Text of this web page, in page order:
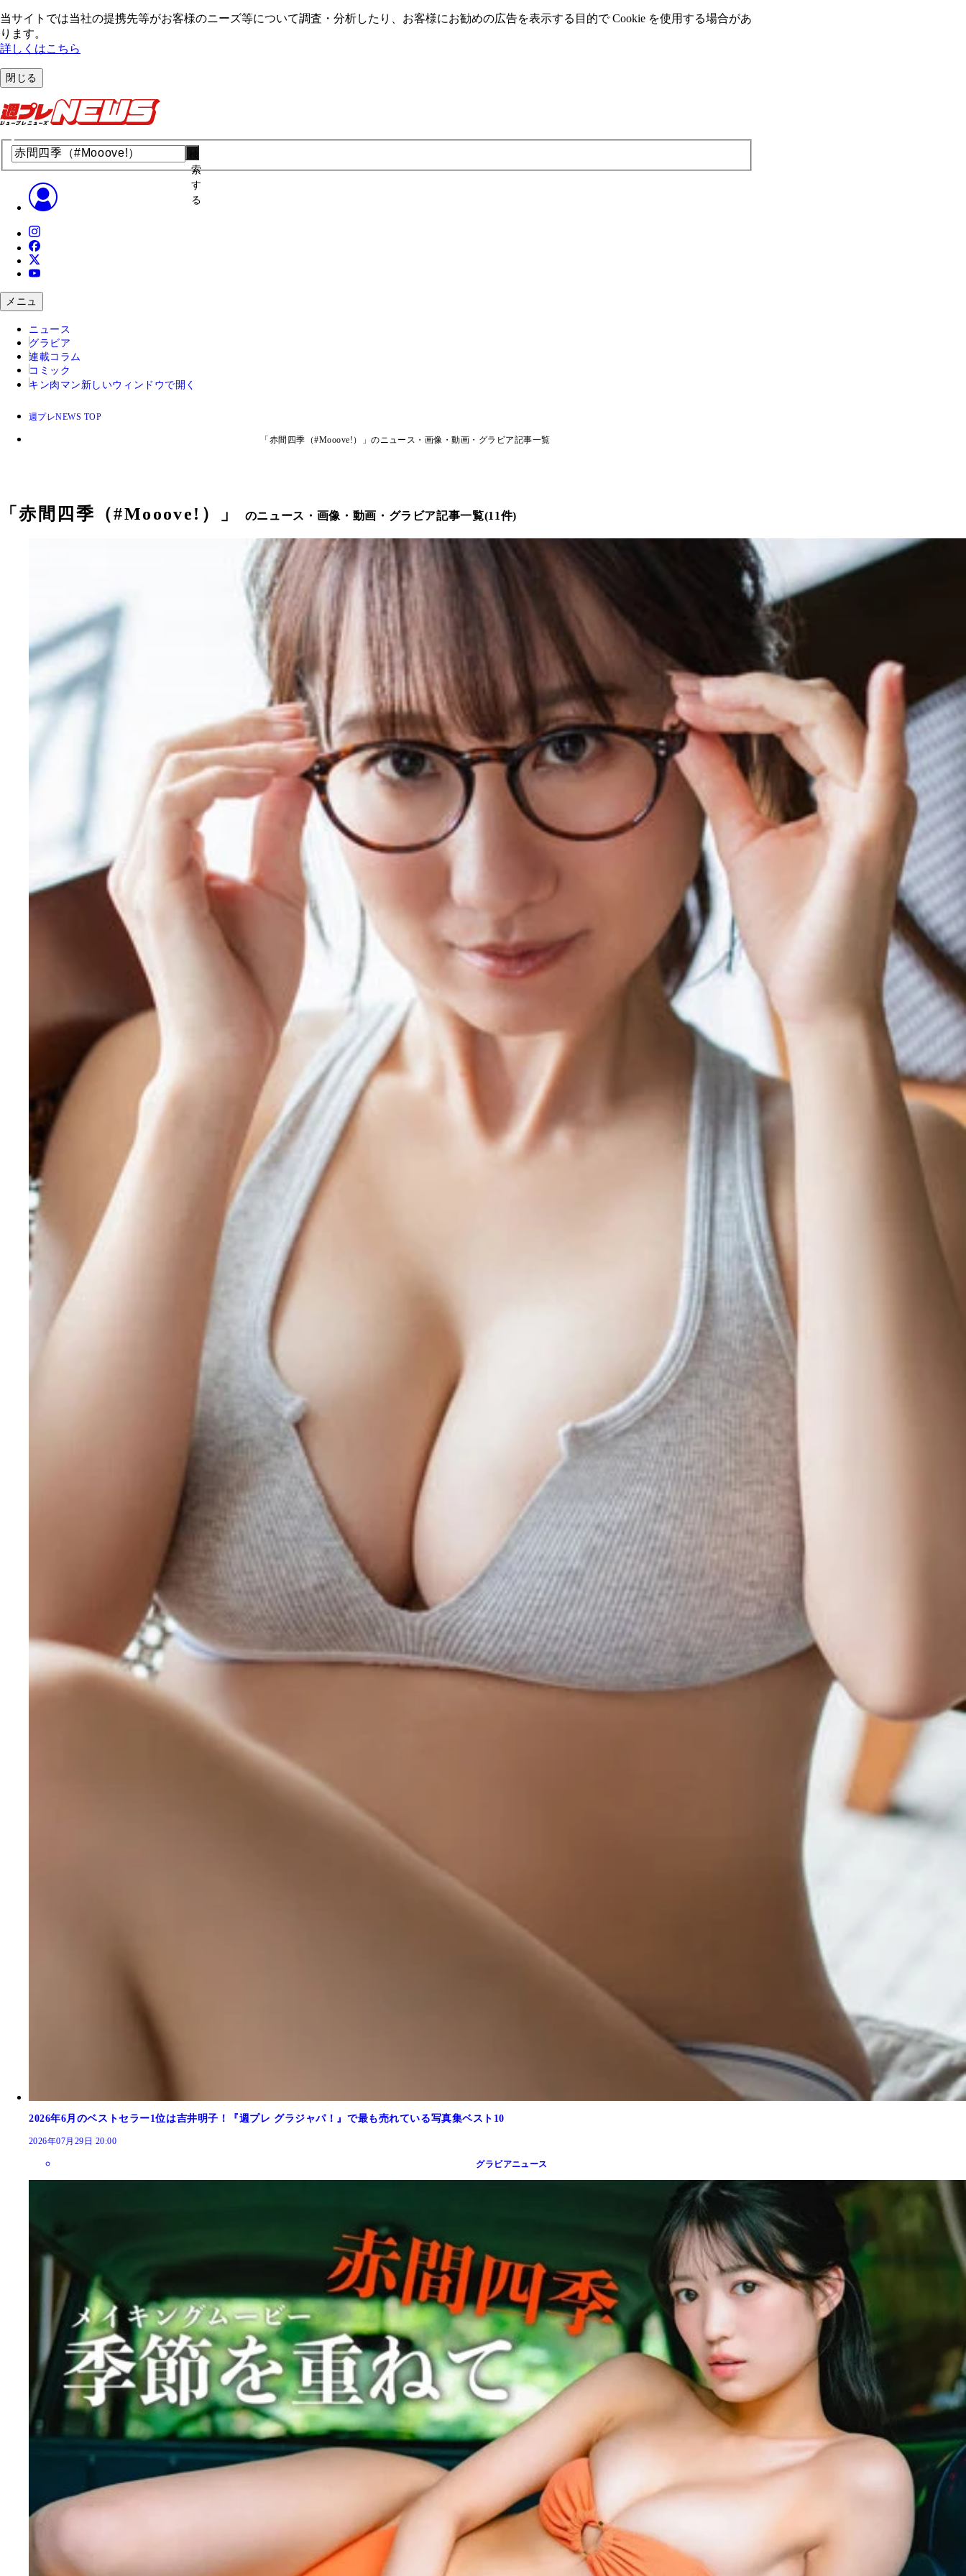
当サイトでは当社の提携先等がお客様のニーズ等について調査・分析したり、お客様にお勧めの広告を表⽰する⽬的で Cookie を使⽤する場合があ
ります。
詳しくはこちら
閉じる
索
す
る
メニュ
ニュース
グラビア
連載コラム
コミック
キン肉マン 新しいウィンドウで開く
週プレNEWS TOP
「赤間四季（#Mooove!）」のニュース・画像・動画・グラビア記事一覧
「赤間四季（#Mooove!） 」 のニュース・画像・動画・グラビア記事一覧(11件)
2026年6月のベストセラー1位は吉井明子！『週プレ グラジャパ！』で最も売れている写真集ベスト10
2026年07月29日 20:00
グラビアニュース